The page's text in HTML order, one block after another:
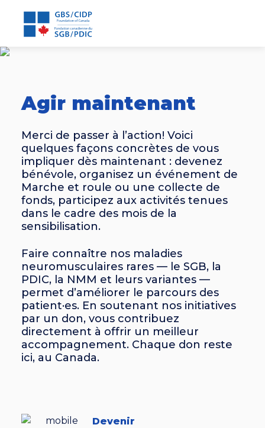
Agir maintenant
Merci de passer à l’action! Voici
quelques façons concrètes de vous
impliquer dès maintenant : devenez
bénévole, organisez un événement de
Marche et roule ou une collecte de
fonds, participez aux activités tenues
dans le cadre des mois de la
sensibilisation.
Faire connaître nos maladies
neuromusculaires rares — le SGB, la
PDIC, la NMM et leurs variantes —
permet d’améliorer le parcours des
patient·es. En soutenant nos initiatives
par un don, vous contribuez
directement à offrir un meilleur
accompagnement. Chaque don reste
ici, au Canada.
Devenir